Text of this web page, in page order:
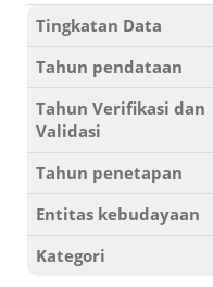
Tingkatan Data
Tahun pendataan
Tahun Verifikasi dan
Validasi
Tahun penetapan
Entitas kebudayaan
Kategori